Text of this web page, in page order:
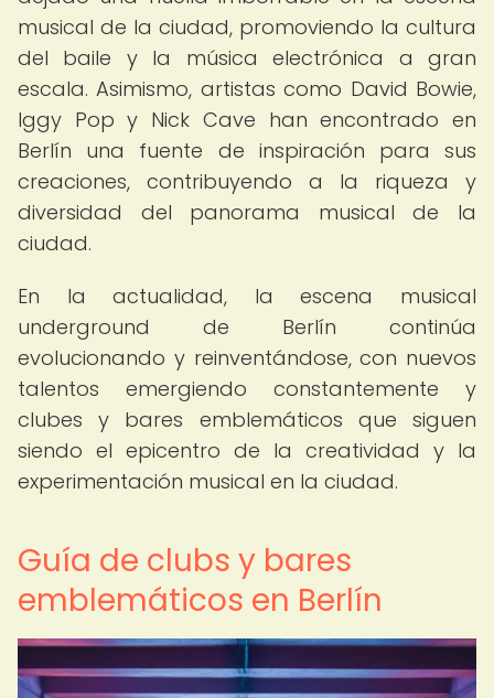
musical de la ciudad, promoviendo la cultura
del baile y la música electrónica a gran
escala. Asimismo, artistas como David Bowie,
Iggy Pop y Nick Cave han encontrado en
Berlín una fuente de inspiración para sus
creaciones, contribuyendo a la riqueza y
diversidad del panorama musical de la
ciudad.
En la actualidad, la escena musical
underground de Berlín continúa
evolucionando y reinventándose, con nuevos
talentos emergiendo constantemente y
clubes y bares emblemáticos que siguen
siendo el epicentro de la creatividad y la
experimentación musical en la ciudad.
Guía de clubs y bares
emblemáticos en Berlín